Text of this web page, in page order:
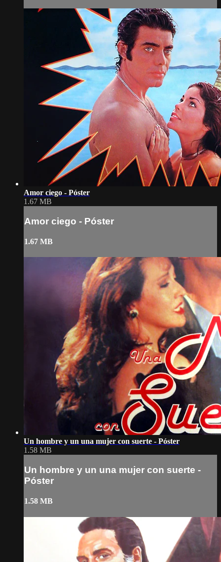
Amor ciego - Póster
1.67 MB
Amor ciego - Póster
1.67 MB
Un hombre y un una mujer con suerte - Póster
1.58 MB
Un hombre y un una mujer con suerte -
Póster
1.58 MB